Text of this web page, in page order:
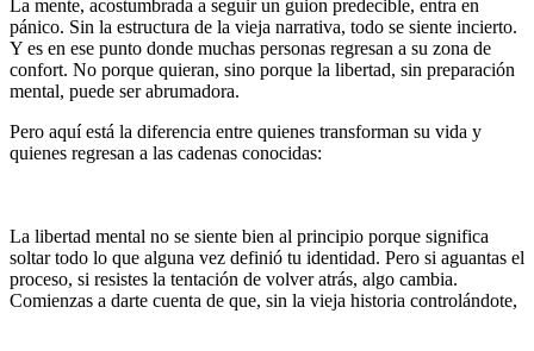
La mente, acostumbrada a seguir un guion predecible, entra en
pánico. Sin la estructura de la vieja narrativa, todo se siente incierto.
Y es en ese punto donde muchas personas regresan a su zona de
confort. No porque quieran, sino porque la libertad, sin preparación
mental, puede ser abrumadora.
Pero aquí está la diferencia entre quienes transforman su vida y
quienes regresan a las cadenas conocidas:
La libertad mental no se siente bien al principio porque significa
soltar todo lo que alguna vez definió tu identidad. Pero si aguantas el
proceso, si resistes la tentación de volver atrás, algo cambia.
Comienzas a darte cuenta de que, sin la vieja historia controlándote,